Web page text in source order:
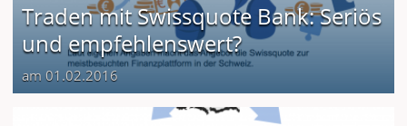
Traden mit Swissquote Bank: Seriös
und empfehlenswert?
am 01.02.2016